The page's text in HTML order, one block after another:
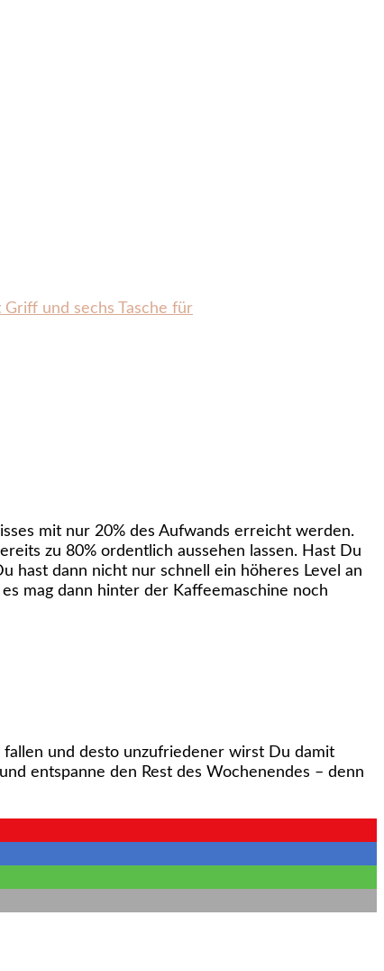
Griff und sechs Tasche für
mit nur 20% des Aufwands erreicht werden.
zu 80% ordentlich aussehen lassen. Hast Du
hast dann nicht nur schnell ein höheres Level an
mag dann hinter der Kaffeemaschine noch
und desto unzufriedener wirst Du damit
entspanne den Rest des Wochenendes – denn